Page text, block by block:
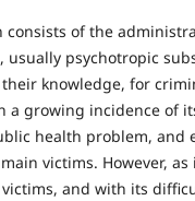
consists of the
usually psychotropic
knowledge, for
a growing incidence of
health problem, and
victims. However,
and with its